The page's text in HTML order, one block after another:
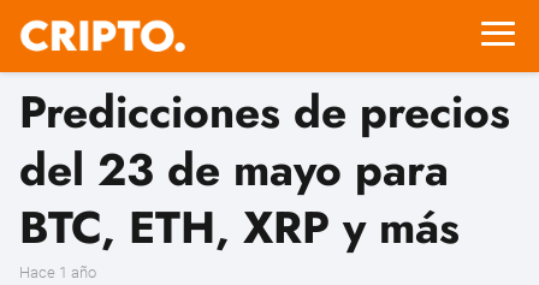
Predicciones de precios
del 23 de mayo para
BTC, ETH, XRP y más
hace 1 año